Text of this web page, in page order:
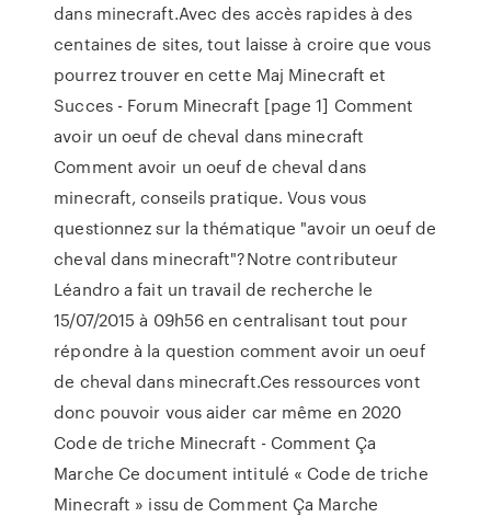
dans minecraft.Avec des accès rapides à des
centaines de sites, tout laisse à croire que vous
pourrez trouver en cette Maj Minecraft et
Succes - Forum Minecraft [page 1] Comment
avoir un oeuf de cheval dans minecraft
Comment avoir un oeuf de cheval dans
minecraft, conseils pratique. Vous vous
questionnez sur la thématique "avoir un oeuf de
cheval dans minecraft"?Notre contributeur
Léandro a fait un travail de recherche le
15/07/2015 à 09h56 en centralisant tout pour
répondre à la question comment avoir un oeuf
de cheval dans minecraft.Ces ressources vont
donc pouvoir vous aider car même en 2020
Code de triche Minecraft - Comment Ça
Marche Ce document intitulé « Code de triche
Minecraft » issu de Comment Ça Marche